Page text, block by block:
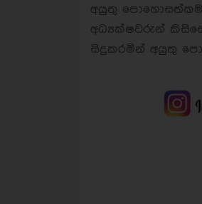
අයුතු
අධ්‍යක්ෂවරුන්
සිදුකරමින් අයුතු